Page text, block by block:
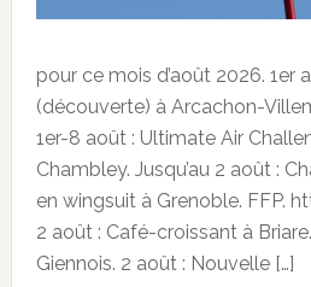
pour ce mois d’août 2026. 1er
(découverte) à Arcachon-
1er-8 août : Ultimate Air
Chambley. Jusqu’au 2 août :
en wingsuit à Grenoble. FFP.
2 août : Café-croissant à
Giennois. 2 août : Nouvelle […]